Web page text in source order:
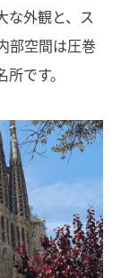
な外観と、ス
部空間は圧巻
です。